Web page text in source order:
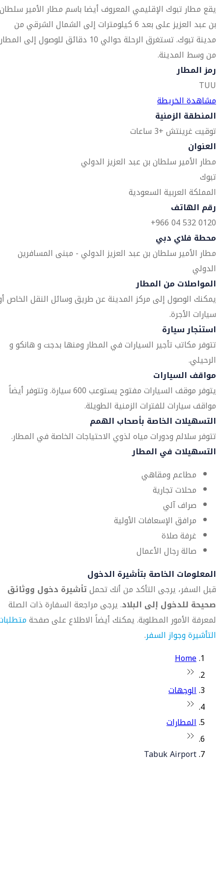
يقع مطار تبوك الإقليمي المعروف أيضا باسم مطار الأمير سلطان
بن عبد العزيز على بعد 6 كيلومترات إلى الشمال الشرقي من
مدينة تبوك. تستغرق الرحلة حوالي 10 دقائق للوصول إلى المطار
من وسط المدينة.
رمز المطار
TUU
مشاهدة الخريطة
المنطقة الزمنية
توقيت غرينتش +3 ساعات
العنوان
مطار الأمير سلطان بن عبد العزيز الدولي
تبوك
المملكة العربية السعودية
رقم الهاتف
0120 532 04 966+
محطة فلاي دبي
مطار الأمير سلطان بن عبد العزيز الدولي - مبنى المسافرين
الدولي
المواصلات من المطار
يمكنك الوصول إلى مركز المدينة عن طريق وسائل النقل الخاص
سيارات الأجرة.
استئجار سيارة
تتوفر مكاتب تأجير السيارات في المطار ومنها بدجت و هانكو و
الرحيلي.
مواقف السيارات
يتوفر موقف السيارات مفتوح يستوعب 600 سيارة. وتتوفر أيضاً
مواقف سيارات للفترات الزمنية الطويلة.
التسهيلات الخاصة بأصحاب الهمم
تتوفر سلالم ودورات مياه لذوي الاحتياجات الخاصة في المطار.
التسهيلات في المطار
مطاعم ومقاهي
محلات تجارية
صراف آلي
مرافق الإسعافات الأولية
غرفة صلاة
صالة رجال الأعمال
المعلومات الخاصة بتأشيرة الدخول
قبل السفر، يرجى التأكد من أنك تحملتأشيرة دخول ووثائق
صحيحة للدخول إلى البلاد. يرجى مراجعة السفارة ذات الصلة
لمعرفة الأمور المطلوبة. يمكنك أيضاً الاطلاع على صفحة
التأشيرة وجواز السفر.
Home
الوجهات
المطارات
Tabuk Airport